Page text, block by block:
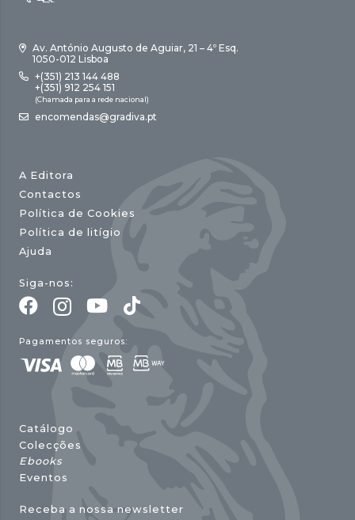
Av. António Augusto de Aguiar, 21 – 4º Esq.
1050-012 Lisboa
+(351) 213 144 488
+(351) 912 254 151
(Chamada para a rede nacional)
encomendas@gradiva.pt
A Editora
Contactos
Política de Cookies
Política de litígio
Ajuda
Siga-nos:
Pagamentos seguros:
Catálogo
Colecções
Ebooks
Eventos
Receba a nossa newsletter